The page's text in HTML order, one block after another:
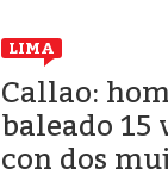
LIMA
Callao:
baleado 15
con dos